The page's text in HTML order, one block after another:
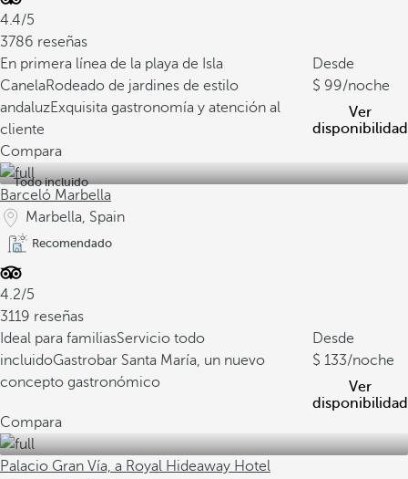
4.4/5
3786 reseñas
En primera línea de la playa de Isla
CanelaRodeado de jardines de estilo
andaluzExquisita gastronomía y atención al
cliente
Desde
99/noche
Ver
disponibilidad
Compara
Todo incluido
Barceló Marbella
Marbella, Spain
Recomendado
4.2/5
3119 reseñas
Ideal para familiasServicio todo
incluidoGastrobar Santa María, un nuevo
concepto gastronómico
Desde
133/noche
Ver
disponibilidad
Compara
Palacio Gran Vía, a Royal Hideaway Hotel